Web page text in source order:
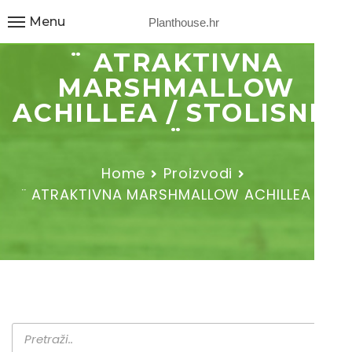
Planthouse.hr
Menu
¨ ATRAKTIVNA
MARSHMALLOW
ACHILLEA / STOLISNIK
¨
Home
Proizvodi
¨ ATRAKTIVNA MARSHMALLOW ACHILLEA /…